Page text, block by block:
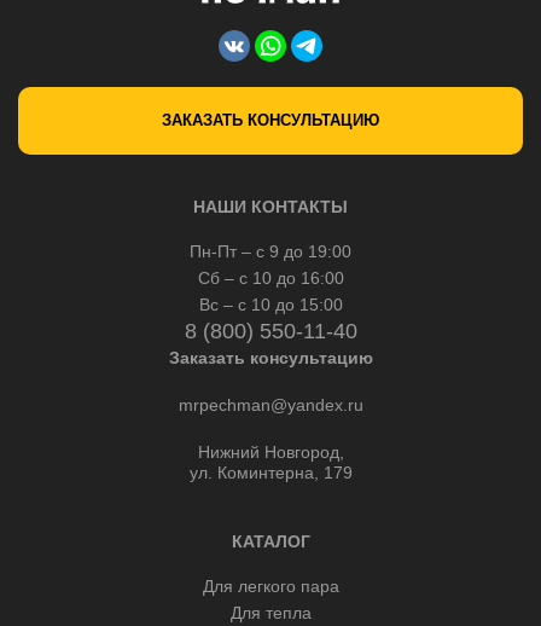
ЗАКАЗАТЬ КОНСУЛЬТАЦИЮ
НАШИ КОНТАКТЫ
Пн-Пт – с 9 до 19:00
Сб – с 10 до 16:00
Вс – с 10 до 15:00
8 (800) 550-11-40
Заказать консультацию
mrpechman@yandex.ru
Нижний Новгород,
ул. Коминтерна, 179
КАТАЛОГ
Для легкого пара
Для тепла